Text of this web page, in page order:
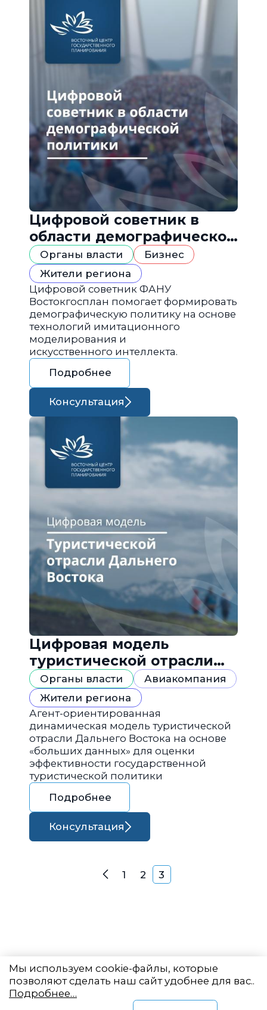
Цифровой советник в
области демографической
политики
Органы власти
Бизнес
Жители региона
Цифровой советник ФАНУ
Востокгосплан помогает формировать
демографическую политику на основе
технологий имитационного
моделирования и
искусственного интеллекта.
Подробнее
Консультация
Цифровая модель
туристической отрасли
Дальнего Востока
Органы власти
Авиакомпания
Жители региона
Агент-ориентированная
динамическая модель туристической
отрасли Дальнего Востока на основе
«больших данных» для оценки
эффективности государственной
туристической политики
Подробнее
Консультация
Навигация по
Назад
1 2 3
Мы используем cookie-файлы, которые
позволяют сделать наш сайт удобнее для вас..
Подробнее…